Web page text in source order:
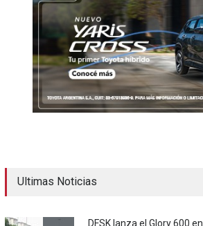
Ultimas Noticias
DFSK lanza el Glory 600 en